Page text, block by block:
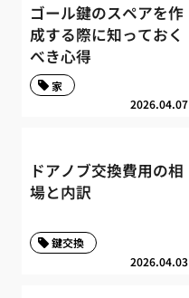
ゴール鍵のスペアを作
成する際に知っておく
べき心得
2026.04.07
家
ドアノブ交換費用の相
場と内訳
2026.04.03
鍵交換